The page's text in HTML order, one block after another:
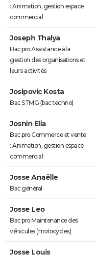
: Animation, gestion espace
commercial
Joseph Thalya
Bac pro Assistance à la
gestion des organisations et
leurs activités
Josipovic Kosta
Bac STMG (bac techno)
Josnin Elia
Bac pro Commerce et vente
: Animation, gestion espace
commercial
Josse Anaëlle
Bac général
Josse Leo
Bac pro Maintenance des
véhicules (motocycles)
Josse Louis